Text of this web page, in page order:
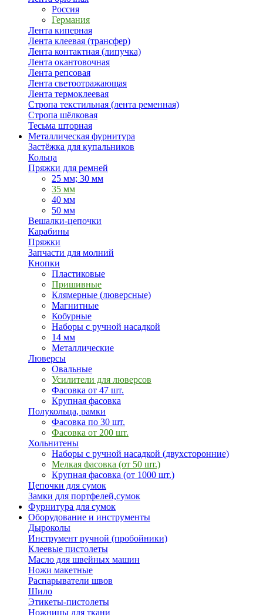
Россия
Германия
Лента киперная
Лента клеевая (трансфер)
Лента контактная (липучка)
Лента окантовочная
Лента репсовая
Лента светоотражающая
Лента термоклеевая
Стропа текстильная (лента ременная)
Стропа шёлковая
Тесьма шторная
Металлическая фурнитура
Застёжка для купальников
Кольца
Пряжки для ремней
25 мм; 30 мм
35 мм
40 мм
50 мм
Вешалки-цепочки
Карабины
Пряжки
Запчасти для молний
Кнопки
Пластиковые
Пришивные
Клямерные (люверсные)
Магнитные
Кобурные
Наборы с ручной насадкой
14 мм
Металлические
Люверсы
Овальные
Усилители для люверсов
Фасовка от 47 шт.
Крупная фасовка
Полукольца, рамки
Фасовка по 30 шт.
Фасовка от 200 шт.
Хольнитены
Наборы с ручной насадкой (двухсторонние)
Мелкая фасовка (от 50 шт.)
Крупная фасовка (от 1000 шт.)
Цепочки для сумок
Замки для портфелей,сумок
Фурнитура для сумок
Оборудование и инструменты
Дыроколы
Инструмент ручной (пробойники)
Клеевые пистолеты
Масло для швейных машин
Ножи макетные
Распарыватели швов
Шило
Этикеты-пистолеты
Ножницы для ткани